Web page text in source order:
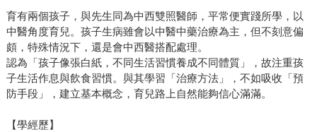
育有兩個孩子，與先生同為中西雙照醫師，平常便實踐所學，以
中醫角度育兒。孩子生病雖會以中醫中藥治療為主，但不刻意偏
頗，特殊情況下，還是會中西醫搭配處理。
認為「孩子像張白紙，不同生活習慣養成不同體質」，故注重孩
子生活作息與飲食習慣。與其學習「治療方法」，不如吸收「預
防手段」，建立基本概念，育兒路上自然能夠信心滿滿。
【學經歷】